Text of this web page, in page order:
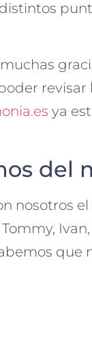
ya
del
nosotros
que